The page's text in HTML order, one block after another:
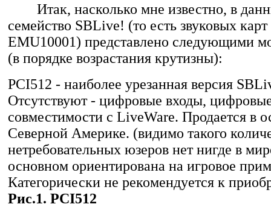
Итак, насколько мне известно, в
семейство SBLive! (то есть звуковых карт
EMU10001) представлено следующими
(в порядке возрастания крутизны):
PCI512 - наиболее урезанная версия
Отсутствуют - цифровые входы,
совместимости с LiveWare. Продается в
Северной Америке. (видимо такого
нетребовательных юзеров нет нигде в
основном ориентирована на игровое
Категорически не рекомендуется к
Рис.1. PCI512